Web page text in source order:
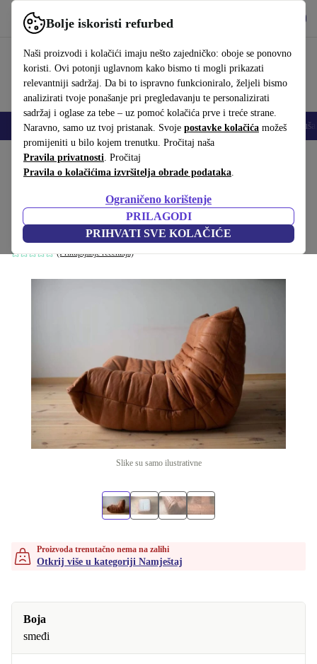
Bolje iskoristi refurbed
Naši proizvodi i kolačići imaju nešto zajedničko: oboje se ponovno
koristi. Ovi potonji uglavnom kako bismo ti mogli prikazati
relevantniji sadržaj. Da bi to ispravno funkcioniralo, željeli bismo
analizirati tvoje ponašanje pri pregledavanju te personalizirati
sadržaj i oglase za tebe – uz pomoć kolačića prve i treće strane.
Naravno, samo uz tvoj pristanak. Svoje postavke kolačića možeš
promijeniti u bilo kojem trenutku. Pročitaj naša
Pravila privatnosti. Pročitaj
Pravila o kolačićima izvršitelja obrade podataka.
Ograničeno korištenje
PRILAGODI
PRIHVATI SVE KOLAČIĆE
Koristi refurbed brzo i jednostavno
Mobiteli Prijenosna računala Tableti Pametni satovi Dodaci
Početna stranica Proizvodi Kućanstvo
Togo fotelja Pull-Up-koža breskvasto
smeđa
Smeđa
(Prikupljanje recenzija)
Slike su samo ilustrativne
Proizvoda trenutačno nema na zalihi
Otkrij više u kategoriji Namještaj
Boja
smeđi